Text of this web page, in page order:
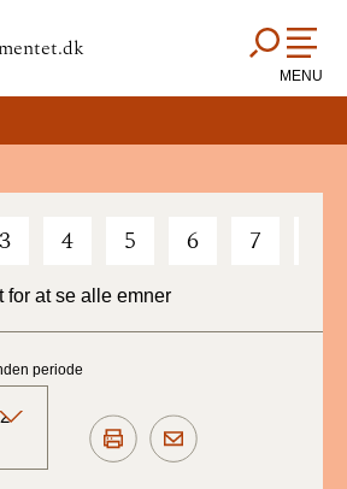
MENU
3 4 5 6 7
for at se alle emner
periode